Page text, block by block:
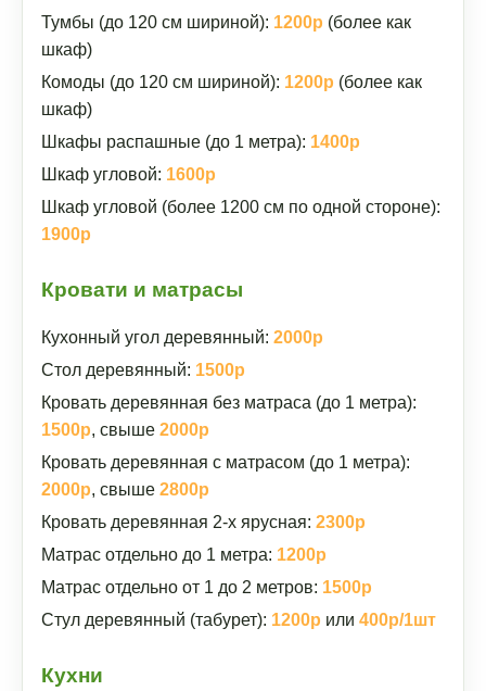
Тумбы (до 120 см шириной): 1200р (более как
шкаф)
Комоды (до 120 см шириной): 1200р (более как
шкаф)
Шкафы распашные (до 1 метра): 1400р
Шкаф угловой: 1600р
Шкаф угловой (более 1200 см по одной стороне):
1900р
Кровати и матрасы
Кухонный угол деревянный: 2000р
Стол деревянный: 1500р
Кровать деревянная без матраса (до 1 метра):
1500р, свыше 2000р
Кровать деревянная с матрасом (до 1 метра):
2000р, свыше 2800р
Кровать деревянная 2-х ярусная: 2300р
Матрас отдельно до 1 метра: 1200р
Матрас отдельно от 1 до 2 метров: 1500р
Стул деревянный (табурет): 1200р или 400р/1шт
Кухни